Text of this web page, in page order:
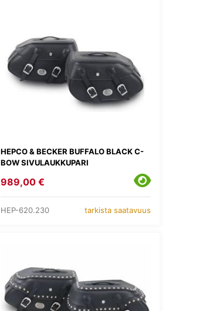
HEPCO & BECKER BUFFALO BLACK C-
BOW SIVULAUKKUPARI
989,00 €
HEP-620.230 tarkista saatavuus